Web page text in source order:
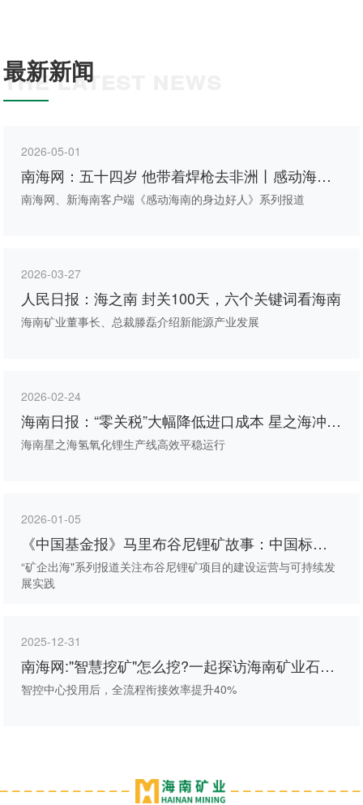
THE LATEST NEWS
最新新闻
2026-05-01
南海网：五十四岁 他带着焊枪去非洲丨感动海南
的身边好人
南海网、新海南客户端《感动海南的身边好人》系列报道
2026-03-27
人民日报：海之南 封关100天，六个关键词看海南
海南矿业董事长、总裁滕磊介绍新能源产业发展
2026-02-24
海南日报：“零关税”大幅降低进口成本 星之海冲刺
新春“开门红”
海南星之海氢氧化锂生产线高效平稳运行
2026-01-05
《中国基金报》马里布谷尼锂矿故事：中国标
准、绕行神树及拖鞋禁令
“矿企出海"系列报道关注布谷尼锂矿项目的建设运营与可持续发
展实践
2025-12-31
南海网:"智慧挖矿"怎么挖?一起探访海南矿业石碌
铁矿智控中心
智控中心投用后，全流程衔接效率提升40%